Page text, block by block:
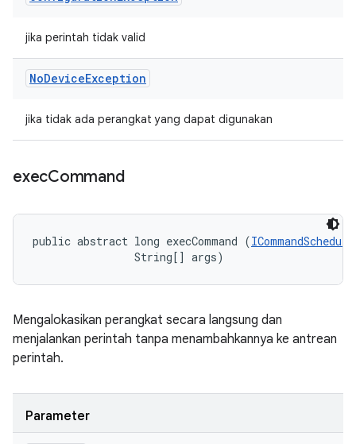
jika perintah tidak valid
NoDeviceException
jika tidak ada perangkat yang dapat digunakan
execCommand
public abstract long execCommand (
                String[] args)
Mengalokasikan perangkat secara langsung dan
menjalankan perintah tanpa menambahkannya ke antrean
perintah.
Parameter